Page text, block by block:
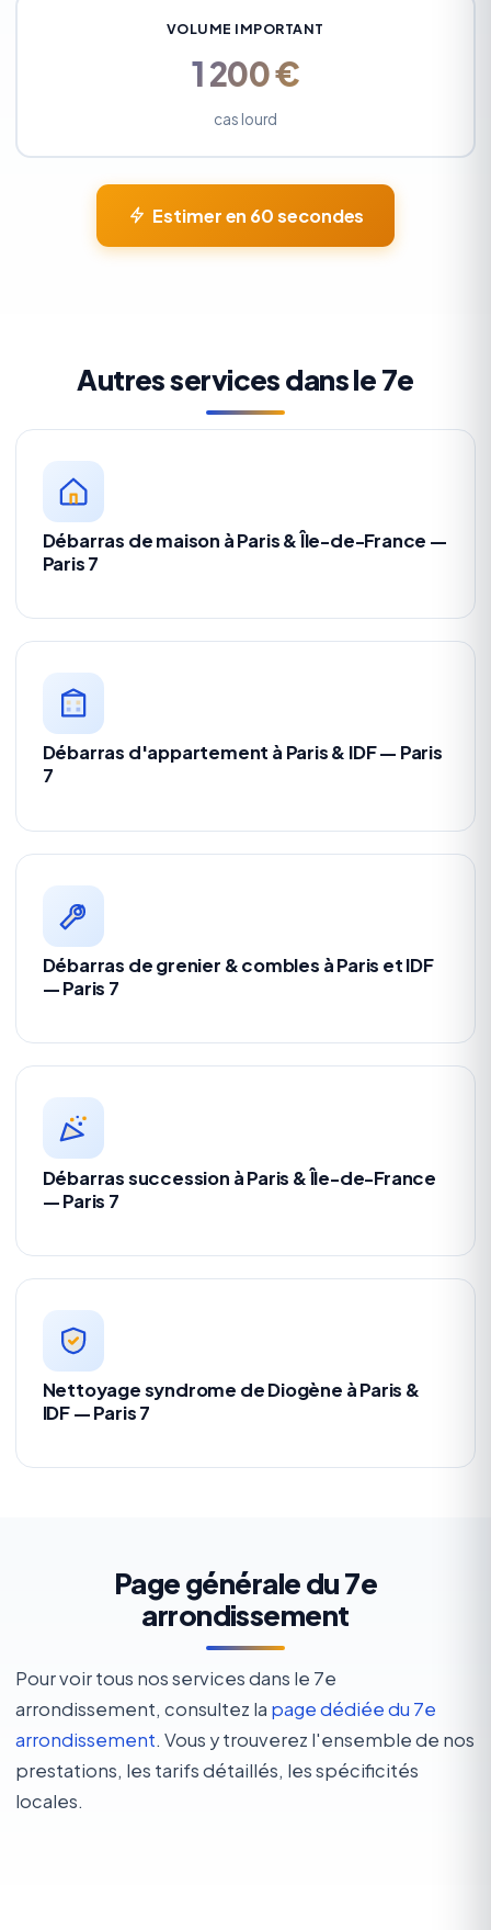
VOLUME IMPORTANT
1 200 €
cas lourd
Estimer en 60 secondes
Autres services dans le 7e
Débarras de maison à Paris & Île-de-France —
Paris 7
Débarras d'appartement à Paris & IDF — Paris
7
Débarras de grenier & combles à Paris et IDF
— Paris 7
Débarras succession à Paris & Île-de-France
— Paris 7
Nettoyage syndrome de Diogène à Paris &
IDF — Paris 7
Page générale du 7e
arrondissement
Pour voir tous nos services dans le 7e
arrondissement, consultez la page dédiée du 7e
arrondissement. Vous y trouverez l'ensemble de nos
prestations, les tarifs détaillés, les spécificités
locales.